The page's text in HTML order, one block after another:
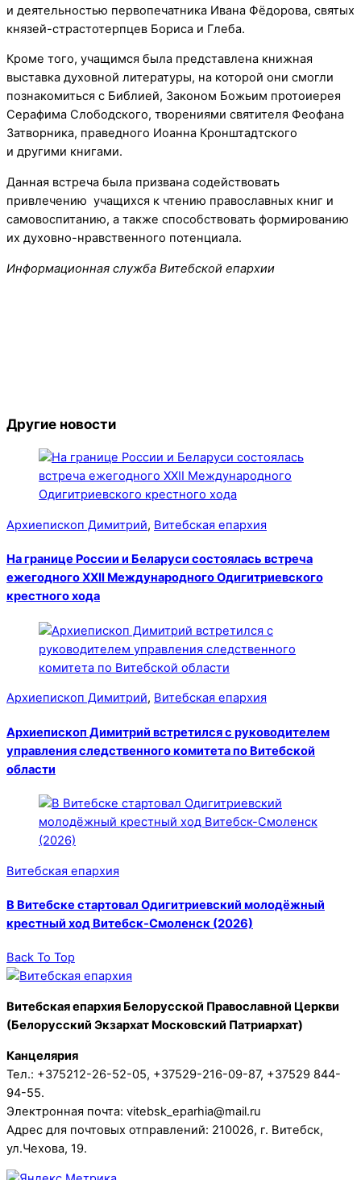
и деятельностью первопечатника Ивана Фёдорова, святых
князей-страстотерпцев Бориса и Глеба.
Кроме того, учащимся была представлена книжная
выставка духовной литературы, на которой они смогли
познакомиться с Библией, Законом Божьим протоиерея
Серафима Слободского, творениями святителя Феофана
Затворника, праведного Иоанна Кронштадтского
и другими книгами.
Данная встреча была призвана содействовать
привлечению учащихся к чтению православных книг и
самовоспитанию, а также способствовать формированию
их духовно-нравственного потенциала.
Информационная служба Витебской епархии
Другие новости
Архиепископ Димитрий, Витебская епархия
На границе России и Беларуси состоялась встреча
ежегодного XXII Международного Одигитриевского
крестного хода
Архиепископ Димитрий, Витебская епархия
Архиепископ Димитрий встретился с руководителем
управления следственного комитета по Витебской
области
Витебская епархия
В Витебске стартовал Одигитриевский молодёжный
крестный ход Витебск-Смоленск (2026)
Back To Top
Витебская епархия Белорусской Православной Церкви
(Белорусский Экзархат Московский Патриархат)
Канцелярия
Тел.: +375212-26-52-05, +37529-216-09-87, +37529 844-
94-55.
Электронная почта: vitebsk_eparhia@mail.ru
Адрес для почтовых отправлений: 210026, г. Витебск,
ул.Чехова, 19.